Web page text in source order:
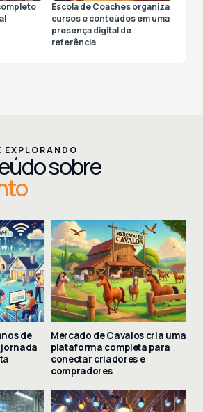
Escola de Coaches organiza
cursos e conteúdos em uma
presença digital de
referência
sobre
de
Mercado de Cavalos cria uma
plataforma completa para
conectar criadores e
compradores